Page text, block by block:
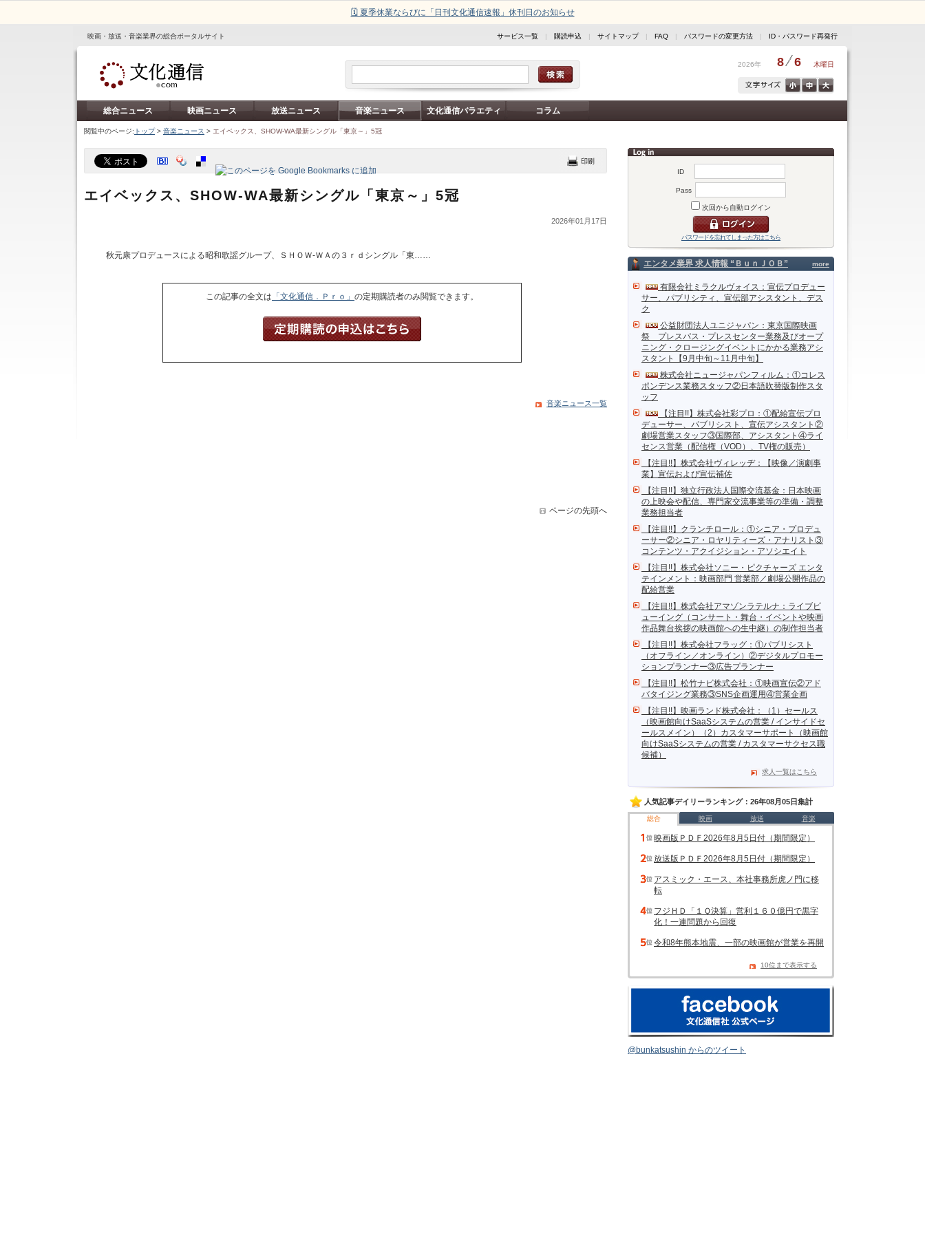
🗓️ 夏季休業ならびに「日刊文化通信速報」休刊日のお知らせ
映画・放送・音楽業界の総合ポータルサイト サービス一覧 | 購読申込 | サイトマップ| FAQ | パスワードの変更方法 | ID・パスワード再発行
2026年 8 6 木曜日
総合ニュース 映画ニュース 放送ニュース 音楽ニュース 文化通信バラエティ コラム
閲覧中のページ: トップ> 音楽ニュース > エイベックス、SHOW‐WA最新シングル「東京～」5冠
ID
Pass
次回から自動ログイン
パスワードを忘れてしまった方はこちら
more
エンタメ業界 求人情報 “ＢｕｎＪＯＢ”
有限会社ミラクルヴォイス：宣伝プロデュー
サー、パブリシティ、宣伝部アシスタント、デス
ク
公益財団法人ユニジャパン：東京国際映画
祭 プレスパス・プレスセンター業務及びオープ
ニング・クロージングイベントにかかる業務アシ
スタント【9月中旬～11月中旬】
株式会社ニュージャパンフィルム：①コレス
ポンデンス業務スタッフ②日本語吹替版制作スタ
ッフ
【注目!!】株式会社彩プロ：①配給宣伝プロ
デューサー、パブリシスト、宣伝アシスタント②
劇場営業スタッフ③国際部、アシスタント④ライ
センス営業（配信権（VOD）、TV権の販売）
【注目!!】株式会社ヴィレッヂ：【映像／演劇事
業】宣伝および宣伝補佐
【注目!!】独立行政法人国際交流基金：日本映画
の上映会や配信、専門家交流事業等の準備・調整
業務担当者
【注目!!】クランチロール：①シニア・プロデュ
ーサー②シニア・ロヤリティーズ・アナリスト③
コンテンツ・アクイジション・アソシエイト
【注目!!】株式会社ソニー・ピクチャーズ エンタ
テインメント：映画部門 営業部／劇場公開作品の
配給営業
【注目!!】株式会社アマゾンラテルナ：ライブビ
ューイング（コンサート・舞台・イベントや映画
作品舞台挨拶の映画館への生中継）の制作担当者
【注目!!】株式会社フラッグ：①パブリシスト
（オフライン／オンライン）②デジタルプロモー
ションプランナー③広告プランナー
【注目!!】松竹ナビ株式会社：①映画宣伝②アド
バタイジング業務③SNS企画運用④営業企画
【注目!!】映画ランド株式会社：（1）セールス
（映画館向けSaaSシステムの営業 / インサイドセ
ールスメイン）（2）カスタマーサポート（映画館
向けSaaSシステムの営業 / カスタマーサクセス職
候補）
求人一覧はこちら
人気記事デイリーランキング：26年08月05日集計
総合 映画 放送 音楽
映画版ＰＤＦ2026年8月5日付（期間限定）
放送版ＰＤＦ2026年8月5日付（期間限定）
アスミック・エース、本社事務所虎ノ門に移
転
フジＨＤ「１Ｑ決算」営利１６０億円で黒字
化！一連問題から回復
令和8年熊本地震、一部の映画館が営業を再開
10位まで表示する
@bunkatsushin からのツイート
エイベックス、SHOW‐WA最新シングル「東京～」5冠
2026年01月17日
秋元康プロデュースによる昭和歌謡グループ、ＳＨＯＷ‐ＷＡの３ｒｄシングル「東……
この記事の全文は 「文化通信．Ｐｒｏ」 の定期購読者のみ閲覧できます。
音楽ニュース一覧
ページの先頭へ